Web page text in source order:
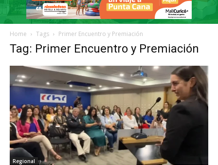
Home Tags Primer Encuentro y Premiación
Tag: Primer Encuentro y Premiación
Regional